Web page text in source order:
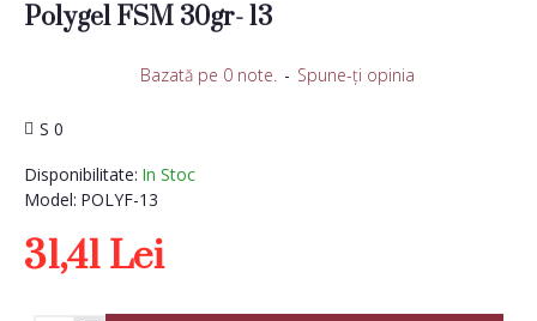
Polygel FSM 30gr- 13
Disponibilitate: In Stoc
Model: POLYF-13
S 0
Bazată pe 0 note. - Spune-ţi opinia
31,41 Lei